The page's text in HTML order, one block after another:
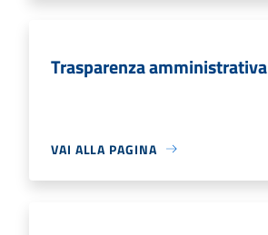
Trasparenza amministrativa
VAI ALLA PAGINA